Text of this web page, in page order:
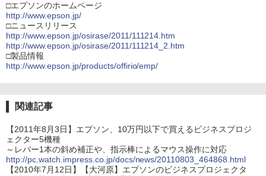
□エプソンのホームページ
http://www.epson.jp/
□ニュースリリース
http://www.epson.jp/osirase/2011/111214.htm
http://www.epson.jp/osirase/2011/111214_2.htm
□製品情報
http://www.epson.jp/products/offirio/emp/
関連記事
【2011年8月3日】エプソン、10万円以下で買えるビジネスプロジ
ェクター5機種
～レバー1本の斜め補正や、指示棒によるマウス操作に対応
http://pc.watch.impress.co.jp/docs/news/20110803_464868.html
【2010年7月12日】【大河原】エプソンのビジネスプロジェクタ